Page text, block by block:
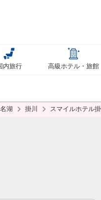
内旅行 高級ホテル・旅館
湖 掛川 スマイルホテル